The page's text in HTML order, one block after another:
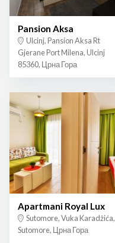
Pansion Aksa
Ulcinj, Pansion Aksa Rt
Gjerane Port Milena, Ulcinj
85360, Црна Гора
Apartmani Royal Lux
Sutomore, Vuka Karadžića,
Sutomore, Црна Гора